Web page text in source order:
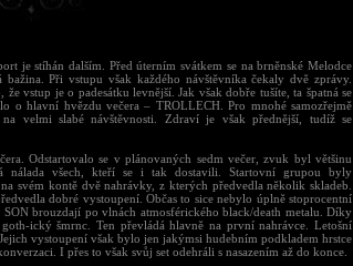
je stíhán dalším. Před úterním svátkem se na brněnské Melodce
Při vstupu však každého návštěvníka čekaly dvě zprávy.
vstup je o padesátku levnější. Jak však dobře tušíte, ta špatná se
o hlavní hvězdu večera – TROLLECH. Pro mnohé samozřejmě
velmi slabé návštěvnosti. Zdraví je však přednější, tudíž se
Odstartovalo se v plánovaných sedm večer, zvuk byl většinu
nálada všech, kteří se i tak dostavili. Startovní grupou byly
na svém kontě dvě nahrávky, z kterých předvedla několik skladeb.
dobré vystoupení. Občas to sice nebylo úplně stoprocentní
brouzdají po vlnách atmosférického black/death metalu. Díky
ický šmrnc. Ten převládá hlavně na první nahrávce. Letošní
vystoupení však bylo jen jakýmsi hudebním podkladem hrstce
I přes to však svůj set odehráli s nasazením až do konce.